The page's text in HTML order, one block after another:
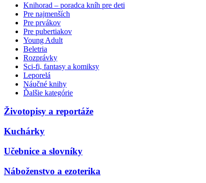
Knihorad – poradca kníh pre deti
Pre najmenších
Pre prvákov
Pre pubertiakov
Young Adult
Beletria
Rozprávky
Sci-fi, fantasy a komiksy
Leporelá
Náučné knihy
Ďalšie kategórie
Životopisy a reportáže
Kuchárky
Učebnice a slovníky
Náboženstvo a ezoterika